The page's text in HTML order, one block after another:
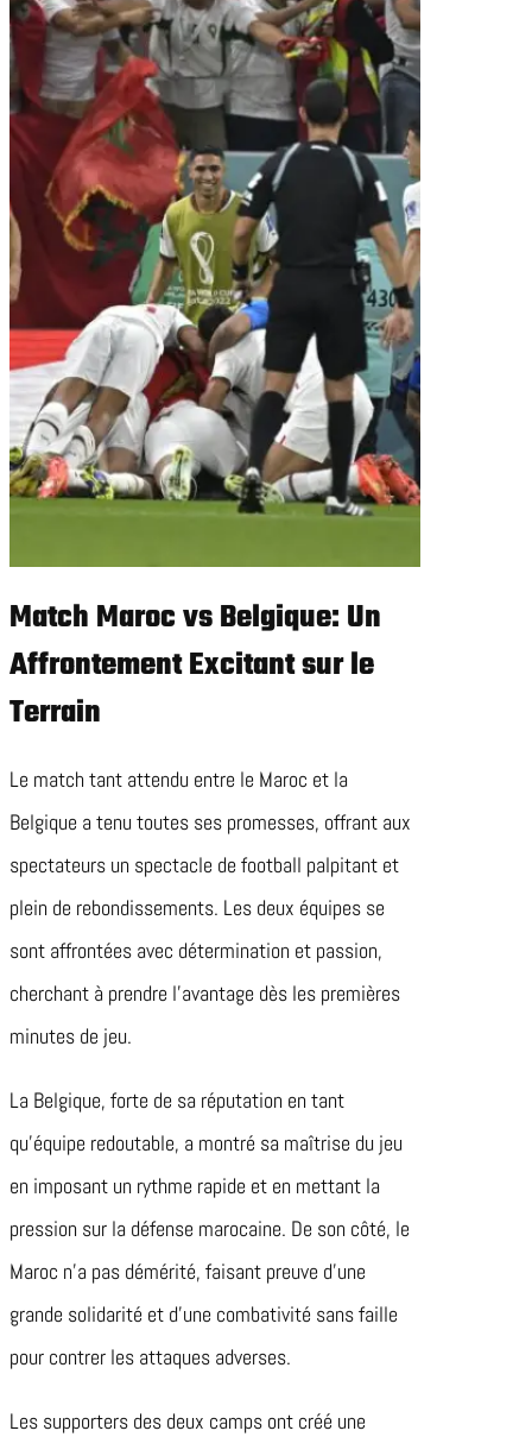
Match Maroc vs Belgique: Un
Affrontement Excitant sur le
Terrain
Le match tant attendu entre le Maroc et la
Belgique a tenu toutes ses promesses, offrant aux
spectateurs un spectacle de football palpitant et
plein de rebondissements. Les deux équipes se
sont affrontées avec détermination et passion,
cherchant à prendre l’avantage dès les premières
minutes de jeu.
La Belgique, forte de sa réputation en tant
qu’équipe redoutable, a montré sa maîtrise du jeu
en imposant un rythme rapide et en mettant la
pression sur la défense marocaine. De son côté, le
Maroc n’a pas démérité, faisant preuve d’une
grande solidarité et d’une combativité sans faille
pour contrer les attaques adverses.
Les supporters des deux camps ont créé une